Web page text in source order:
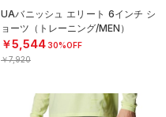
UAバニッシュ エリート 6インチ シ
ョーツ（トレーニング/MEN）
￥5,54430%OFF
￥7,920